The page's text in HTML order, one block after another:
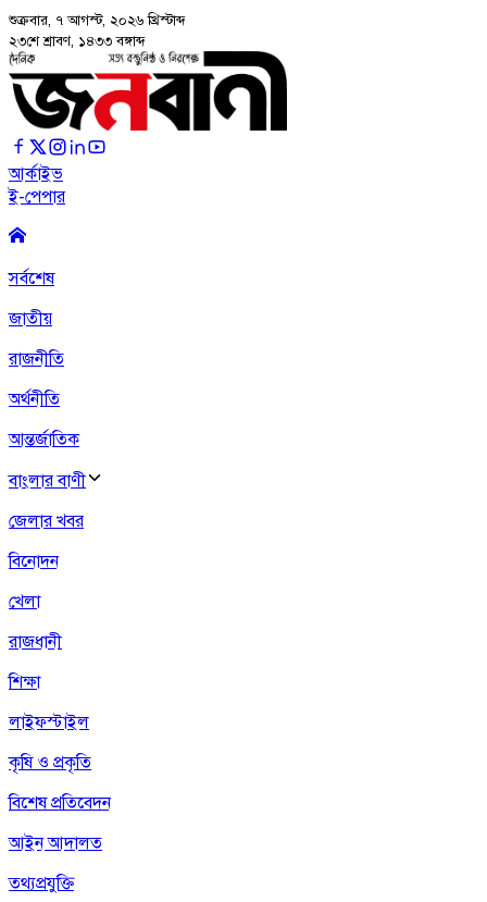
শুক্রবার, ৭ আগস্ট, ২০২৬ খ্রিস্টাব্দ
২৩শে শ্রাবণ, ১৪৩৩ বঙ্গাব্দ
আর্কাইভ
ই-পেপার
সর্বশেষ
জাতীয়
রাজনীতি
অর্থনীতি
আন্তর্জাতিক
বাংলার বাণী
জেলার খবর
বিনোদন
খেলা
রাজধানী
শিক্ষা
লাইফস্টাইল
কৃষি ও প্রকৃতি
বিশেষ প্রতিবেদন
আইন আদালত
তথ্যপ্রযুক্তি